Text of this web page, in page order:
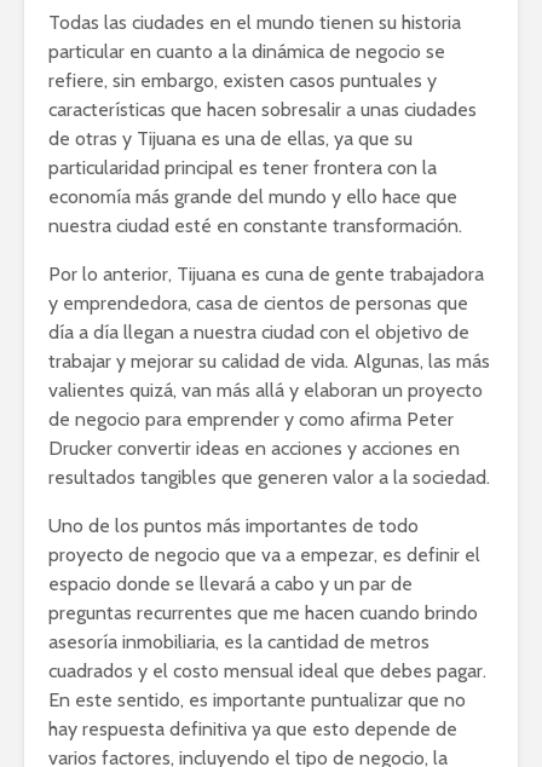
Todas las ciudades en el mundo tienen su historia
particular en cuanto a la dinámica de negocio se
refiere, sin embargo, existen casos puntuales y
características que hacen sobresalir a unas ciudades
de otras y Tijuana es una de ellas, ya que su
particularidad principal es tener frontera con la
economía más grande del mundo y ello hace que
nuestra ciudad esté en constante transformación.
Por lo anterior, Tijuana es cuna de gente trabajadora
y emprendedora, casa de cientos de personas que
día a día llegan a nuestra ciudad con el objetivo de
trabajar y mejorar su calidad de vida. Algunas, las más
valientes quizá, van más allá y elaboran un proyecto
de negocio para emprender y como afirma Peter
Drucker convertir ideas en acciones y acciones en
resultados tangibles que generen valor a la sociedad.
Uno de los puntos más importantes de todo
proyecto de negocio que va a empezar, es definir el
espacio donde se llevará a cabo y un par de
preguntas recurrentes que me hacen cuando brindo
asesoría inmobiliaria, es la cantidad de metros
cuadrados y el costo mensual ideal que debes pagar.
En este sentido, es importante puntualizar que no
hay respuesta definitiva ya que esto depende de
varios factores, incluyendo el tipo de negocio, la